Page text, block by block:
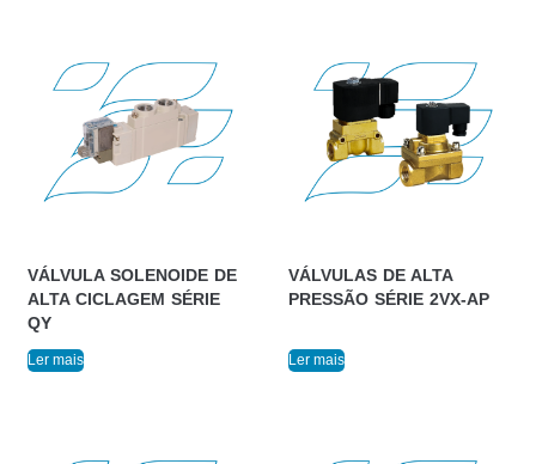
VÁLVULA SOLENOIDE DE
ALTA CICLAGEM SÉRIE
QY
Ler mais
VÁLVULAS DE ALTA
PRESSÃO SÉRIE 2VX-AP
Ler mais